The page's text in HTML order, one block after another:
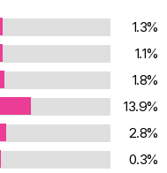
1.3%
1.1%
1.8%
13.9%
2.8%
0.3%